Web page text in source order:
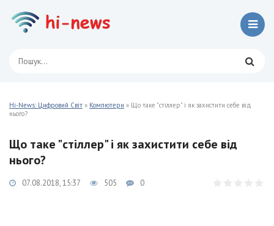
Hi-News: Цифровий Світ » Компютери » Що таке "стіллер" і як захистити себе від
нього?
Що таке "стіллер" і як захистити себе від
нього?
07.08.2018, 15:37 505 0